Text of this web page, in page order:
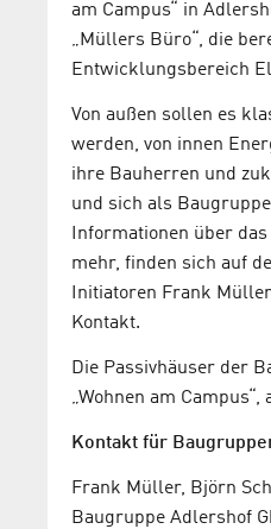
am Campus“ in
„Müllers Büro“, die
Entwicklungsbereich
Von außen sollen es
werden, von innen
ihre Bauherren und
und sich als
Informationen über
mehr, finden sich auf
Initiatoren Frank
Kontakt.
Die Passivhäuser der
„Wohnen am
Kontakt für
Frank Müller, Björn
Baugruppe Adlershof